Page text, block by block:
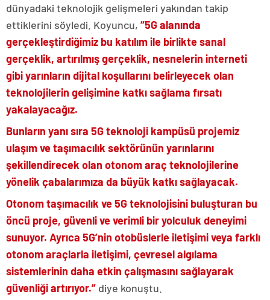
dünyadaki teknolojik gelişmeleri yakından takip
ettiklerini söyledi. Koyuncu, “5G alanında
gerçekleştirdiğimiz bu katılım ile birlikte sanal
gerçeklik, artırılmış gerçeklik, nesnelerin interneti
gibi yarınların dijital koşullarını belirleyecek olan
teknolojilerin gelişimine katkı sağlama fırsatı
yakalayacağız.
Bunların yanı sıra 5G teknoloji kampüsü projemiz
ulaşım ve taşımacılık sektörünün yarınlarını
şekillendirecek olan otonom araç teknolojilerine
yönelik çabalarımıza da büyük katkı sağlayacak.
Otonom taşımacılık ve 5G teknolojisini buluşturan bu
öncü proje, güvenli ve verimli bir yolculuk deneyimi
sunuyor. Ayrıca 5G’nin otobüslerle iletişimi veya farklı
otonom araçlarla iletişimi, çevresel algılama
sistemlerinin daha etkin çalışmasını sağlayarak
güvenliği artırıyor.” diye konuştu.